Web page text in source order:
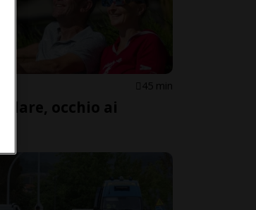
45 min
occhio ai